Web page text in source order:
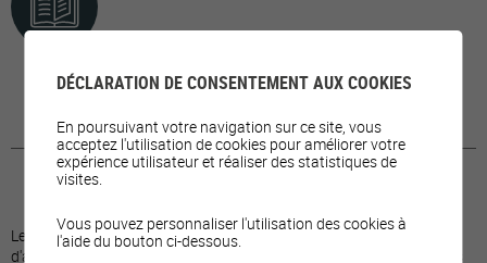
Les cours SUVA, réalisés sous forme de module, permettent
d'améliorer la sécurité, organiser des séances d'information pour les
DÉCLARATION DE CONSENTEMENT AUX COOKIES
En poursuivant votre navigation sur ce site, vous
acceptez l'utilisation de cookies pour améliorer votre
expérience utilisateur et réaliser des statistiques de
visites.
Vous pouvez personnaliser l'utilisation des cookies à
l'aide du bouton ci-dessous.